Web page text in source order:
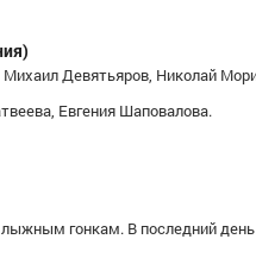
Девятьяров, Николай
Евгения Шаповалова.
лыжным гонкам. В последний день